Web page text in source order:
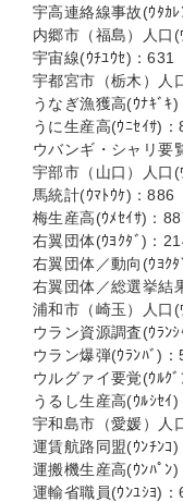
宇高連絡線事故(ｳﾀｶ
内郷市（福島）人口
宇宙線(ｳﾁﾕｳｾ)：631
宇都宮市（栃木）人
うなぎ漁獲高(ｳﾅｷﾞｷ)
うに生産高(ｳﾆｾｲｻ)
ウバンギ・シャリ要
宇部市（山口）人口
馬統計(ｳﾏﾄｳｹ)：886
梅生産高(ｳﾒｾｲｻ)：
右翼団体(ｳﾖｸﾀﾞ)：
右翼団体／動向(ｳﾖｸ
右翼団体／総選挙結
浦和市（崎玉）人口
ウラン資源調査(ｳﾗﾝ
ウラン爆弾(ｳﾗﾝﾊﾞ)：
ウルグァイ要覚(ｳﾙｸ
うるし生産高(ｳﾙｼｾｲ
宇和島市（愛媛）人
運賃航路同盟(ｳﾝﾁﾝｺ)
運搬機生産高(ｳﾝﾊﾟﾝ)
運輸省職員(ｳﾝﾕｼﾖ)：